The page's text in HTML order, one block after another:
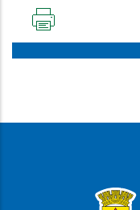
PÁGINA